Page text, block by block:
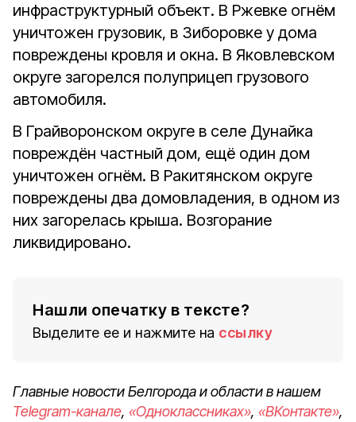
инфраструктурный объект. В Ржевке огнём
уничтожен грузовик, в Зиборовке у дома
повреждены кровля и окна. В Яковлевском
округе загорелся полуприцеп грузового
автомобиля.
В Грайворонском округе в селе Дунайка
повреждён частный дом, ещё один дом
уничтожен огнём. В Ракитянском округе
повреждены два домовладения, в одном из
них загорелась крыша. Возгорание
ликвидировано.
Нашли опечатку в тексте?
Выделите ее и нажмите на ссылку
Главные новости Белгорода и области в нашем
Telegram-канале, «Одноклассниках», «ВКонтакте»,